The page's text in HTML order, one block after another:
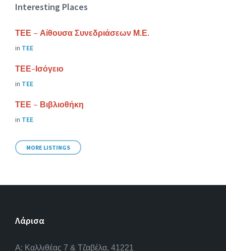
Interesting Places
ΤΕΕ – Αίθουσα Συνεδριάσεων Μ.Ε.
in ΤΕΕ
ΤΕΕ-Ισόγειο
in ΤΕΕ
ΤΕΕ – Βιβλιοθήκη
in ΤΕΕ
MORE LISTINGS
Λάρισα
A: Καλλιθέας 7 & Τζαβέλα, 41221